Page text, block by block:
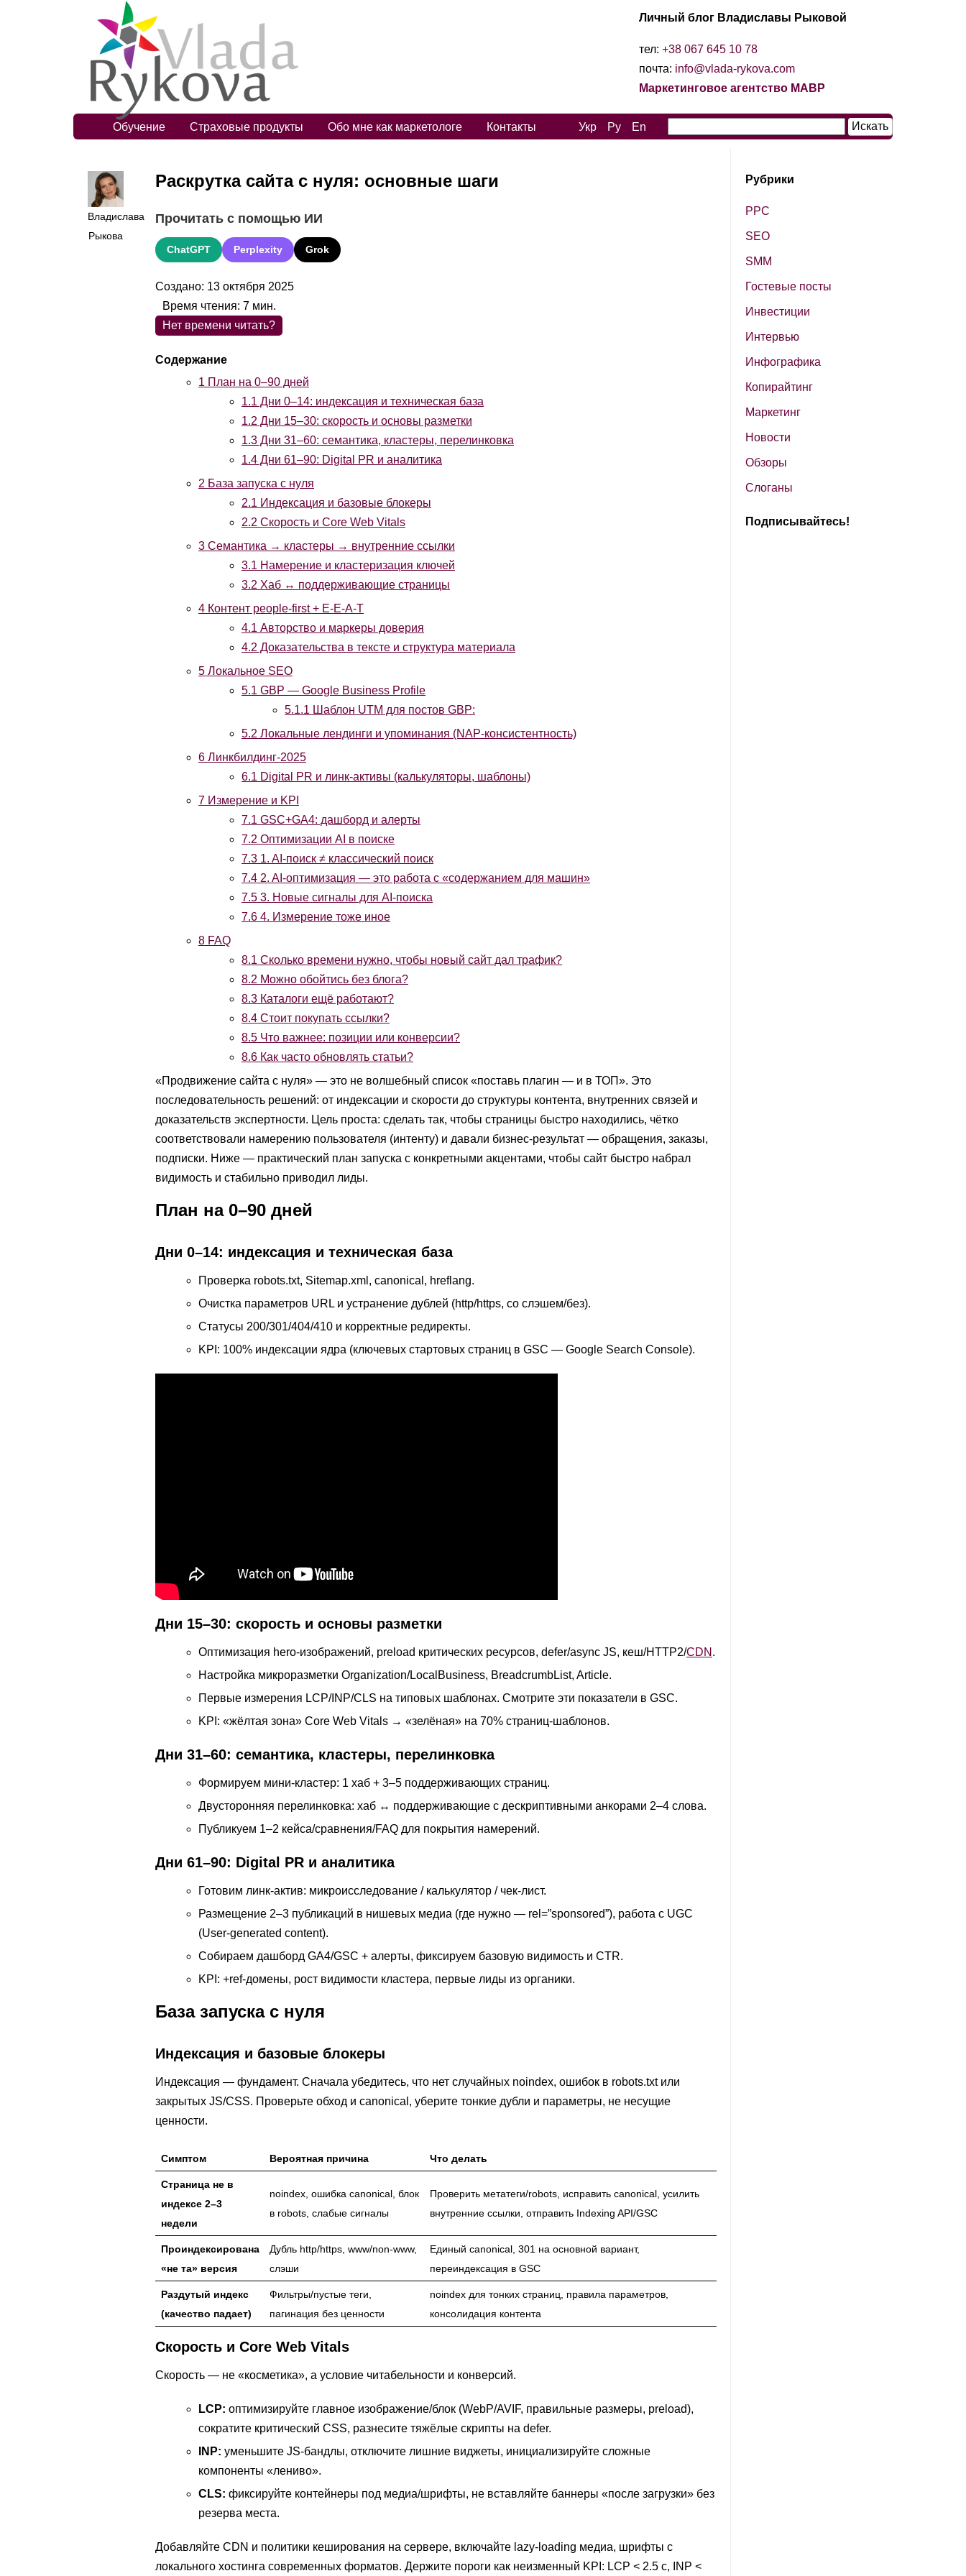
Личный блог Владиславы Рыковой
тел: +38 067 645 10 78
почта: info@vlada-rykova.com
Маркетинговое агентство МАВР
Обучение Страховые продукты Обо мне как маркетологе Контакты Укр Ру En
Владислава
Рыкова
Раскрутка сайта с нуля: основные шаги
Прочитать с помощью ИИ
ChatGPT Perplexity Grok
Создано: 13 октября 2025
Нет времени читать?
1 План на 0–90 дней
1.1 Дни 0–14: индексация и техническая база
1.2 Дни 15–30: скорость и основы разметки
1.3 Дни 31–60: семантика, кластеры, перелинковка
1.4 Дни 61–90: Digital PR и аналитика
2 База запуска с нуля
2.1 Индексация и базовые блокеры
2.2 Скорость и Core Web Vitals
3 Семантика → кластеры → внутренние ссылки
3.1 Намерение и кластеризация ключей
3.2 Хаб ↔ поддерживающие страницы
4 Контент people-first + E-E-A-T
4.1 Авторство и маркеры доверия
4.2 Доказательства в тексте и структура материала
5 Локальное SEO
5.1 GBP — Google Business Profile
5.1.1 Шаблон UTM для постов GBP:
5.2 Локальные лендинги и упоминания (NAP-консистентность)
6 Линкбилдинг-2025
6.1 Digital PR и линк-активы (калькуляторы, шаблоны)
7 Измерение и KPI
7.1 GSC+GA4: дашборд и алерты
7.2 Оптимизации AI в поиске
7.3 1. AI-поиск ≠ классический поиск
7.4 2. AI-оптимизация — это работа с «содержанием для машин»
7.5 3. Новые сигналы для AI-поиска
7.6 4. Измерение тоже иное
8 FAQ
8.1 Сколько времени нужно, чтобы новый сайт дал трафик?
8.2 Можно обойтись без блога?
8.3 Каталоги ещё работают?
8.4 Стоит покупать ссылки?
8.5 Что важнее: позиции или конверсии?
8.6 Как часто обновлять статьи?
Время чтения: 7 мин.
«Продвижение сайта с нуля» — это не волшебный список «поставь плагин — и в ТОП». Это
последовательность решений: от индексации и скорости до структуры контента, внутренних связей и
доказательств экспертности. Цель проста: сделать так, чтобы страницы быстро находились, чётко
соответствовали намерению пользователя (интенту) и давали бизнес-результат — обращения, заказы,
подписки. Ниже — практический план запуска с конкретными акцентами, чтобы сайт быстро набрал
видимость и стабильно приводил лиды.
План на 0–90 дней
Дни 0–14: индексация и техническая база
Проверка robots.txt, Sitemap.xml, canonical, hreflang.
Очистка параметров URL и устранение дублей (http/https, со слэшем/без).
Статусы 200/301/404/410 и корректные редиректы.
KPI: 100% индексации ядра (ключевых стартовых страниц в GSC — Google Search Console).
Дни 15–30: скорость и основы разметки
Оптимизация hero-изображений, preload критических ресурсов, defer/async JS, кеш/HTTP2/CDN .
Настройка микроразметки Organization/LocalBusiness, BreadcrumbList, Article.
Первые измерения LCP/INP/CLS на типовых шаблонах. Смотрите эти показатели в GSC.
KPI: «жёлтая зона» Core Web Vitals → «зелёная» на 70% страниц-шаблонов.
Дни 31–60: семантика, кластеры, перелинковка
Формируем мини-кластер: 1 хаб + 3–5 поддерживающих страниц.
Двусторонняя перелинковка: хаб ↔ поддерживающие с дескриптивными анкорами 2–4 слова.
Публикуем 1–2 кейса/сравнения/FAQ для покрытия намерений.
Дни 61–90: Digital PR и аналитика
Готовим линк-актив: микроисследование / калькулятор / чек-лист.
Размещение 2–3 публикаций в нишевых медиа (где нужно — rel=”sponsored”), работа с UGC
(User-generated content).
Собираем дашборд GA4/GSC + алерты, фиксируем базовую видимость и CTR.
KPI: +ref-домены, рост видимости кластера, первые лиды из органики.
База запуска с нуля
Индексация и базовые блокеры
Индексация — фундамент. Сначала убедитесь, что нет случайных noindex, ошибок в robots.txt или
закрытых JS/CSS. Проверьте обход и canonical, уберите тонкие дубли и параметры, не несущие
ценности.
Симптом Вероятная причина Что делать
Страница не в
индексе 2–3
недели
noindex, ошибка canonical, блок
в robots, слабые сигналы
Проверить метатеги/robots, исправить canonical, усилить
внутренние ссылки, отправить Indexing API/GSC
Проиндексирована
«не та» версия
Дубль http/https, www/non-www,
слэши
Единый canonical, 301 на основной вариант,
переиндексация в GSC
Раздутый индекс
(качество падает)
Фильтры/пустые теги,
пагинация без ценности
noindex для тонких страниц, правила параметров,
консолидация контента
Скорость и Core Web Vitals
Скорость — не «косметика», а условие читабельности и конверсий.
LCP: оптимизируйте главное изображение/блок (WebP/AVIF, правильные размеры, preload),
сократите критический CSS, разнесите тяжёлые скрипты на defer.
INP: уменьшите JS-бандлы, отключите лишние виджеты, инициализируйте сложные
компоненты «лениво».
CLS: фиксируйте контейнеры под медиа/шрифты, не вставляйте баннеры «после загрузки» без
резерва места.
Добавляйте CDN и политики кеширования на сервере, включайте lazy-loading медиа, шрифты с
локального хостинга современных форматов. Держите пороги как неизменный KPI: LCP < 2.5 c, INP <
Рубрики
PPC
SЕО
SМM
Гостевые посты
Инвестиции
Интервью
Инфографика
Копирайтинг
Маркетинг
Новости
Обзоры
Слоганы
Подписывайтесь!